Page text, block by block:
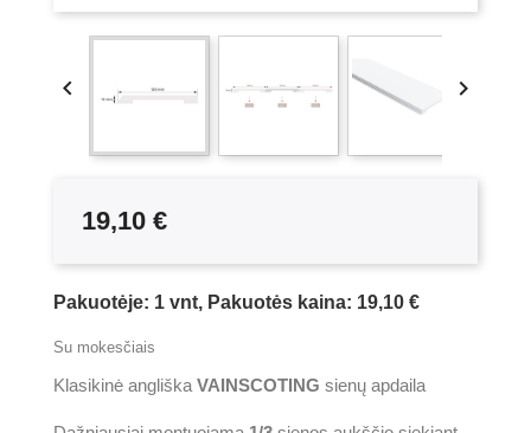
 
19,10 €
Pakuotėje: 1 vnt, Pakuotės kaina: 19,10 €
Su mokesčiais
Klasikinė angliška VAINSCOTING sienų apdaila